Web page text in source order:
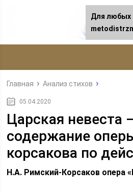
Главная Анализ стихов
05.04.2020
Царская невеста
содержание
корсакова по
Н.А. Римский-Корсаков опера
Для любых